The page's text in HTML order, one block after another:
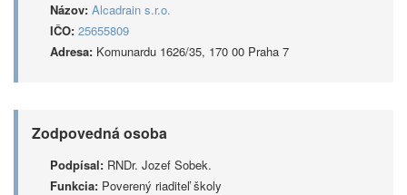
Názov: Alcadrain s.r.o.
IČO: 25655809
Adresa: Komunardu 1626/35, 170 00 Praha 7
Zodpovedná osoba
Podpísal: RNDr. Jozef Sobek.
Funkcia: Poverený riaditeľ školy